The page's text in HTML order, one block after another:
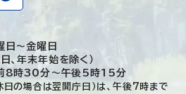
日～金曜日
日、年末年始を除く）
8時30分～午後5時15分
日の場合は翌開庁日）は、午後7時まで